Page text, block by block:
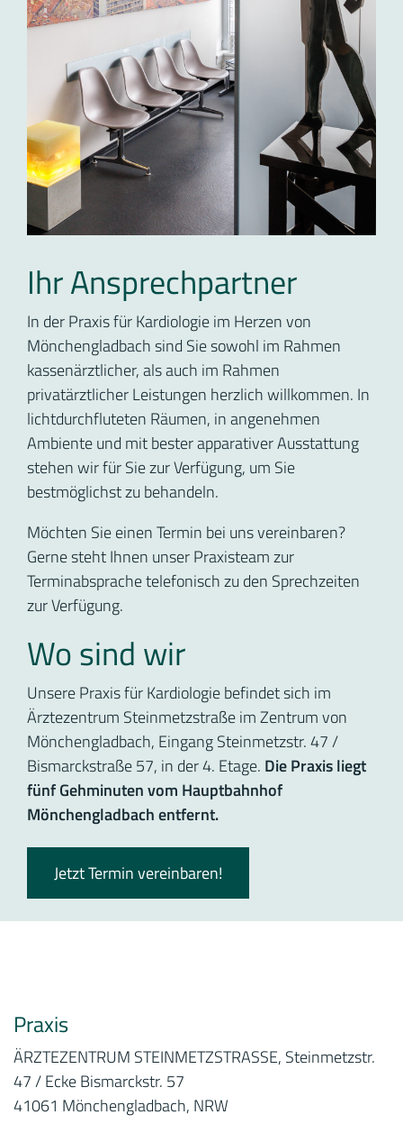
Ihr Ansprechpartner
In der Praxis für Kardiologie im Herzen von
Mönchengladbach sind Sie sowohl im Rahmen
kassenärztlicher, als auch im Rahmen
privatärztlicher Leistungen herzlich willkommen. In
lichtdurchfluteten Räumen, in angenehmen
Ambiente und mit bester apparativer Ausstattung
stehen wir für Sie zur Verfügung, um Sie
bestmöglichst zu behandeln.
Möchten Sie einen Termin bei uns vereinbaren?
Gerne steht Ihnen unser Praxisteam zur
Terminabsprache telefonisch zu den Sprechzeiten
zur Verfügung.
Wo sind wir
Unsere Praxis für Kardiologie befindet sich im
Ärztezentrum Steinmetzstraße im Zentrum von
Mönchengladbach, Eingang Steinmetzstr. 47 /
Bismarckstraße 57, in der 4. Etage. Die Praxis liegt
fünf Gehminuten vom Hauptbahnhof
Mönchengladbach entfernt.
Jetzt Termin vereinbaren!
Praxis
ÄRZTEZENTRUM STEINMETZSTRASSE, Steinmetzstr.
47 / Ecke Bismarckstr. 57
41061 Mönchengladbach, NRW